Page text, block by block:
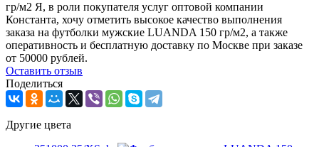
гр/м2 Я, в роли покупателя услуг оптовой компании
Константа, хочу отметить высокое качество выполнения
заказа на футболки мужские LUANDA 150 гр/м2, а также
оперативность и бесплатную доставку по Москве при заказе
от 50000 рублей.
Оcтавить отзыв
Поделиться
Другие цвета